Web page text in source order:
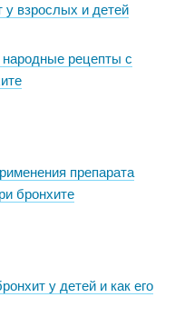
у взрослых и детей
рецепты с
препарата
бронхите
у детей и как его